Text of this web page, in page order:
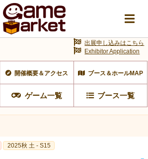
開催概要＆アクセス ブース＆ホールMAP
ゲーム一覧 ブース一覧
出展申し込みはこちら
Exhibitor Application
2025秋 土 - S15